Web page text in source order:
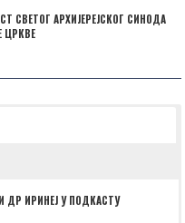
СВЕТОГ АРХИЈЕРЕЈСКОГ СИНОДА
ЦРКВЕ
ДР ИРИНЕЈ У ПОДКАСТУ